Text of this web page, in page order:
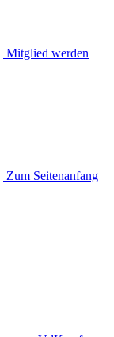
Mitglied werden
Zum Seitenanfang